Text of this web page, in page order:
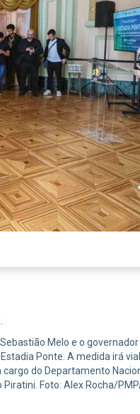
Melo e o
Ponte. A medida irá
do Departamento
Foto: Alex Rocha/